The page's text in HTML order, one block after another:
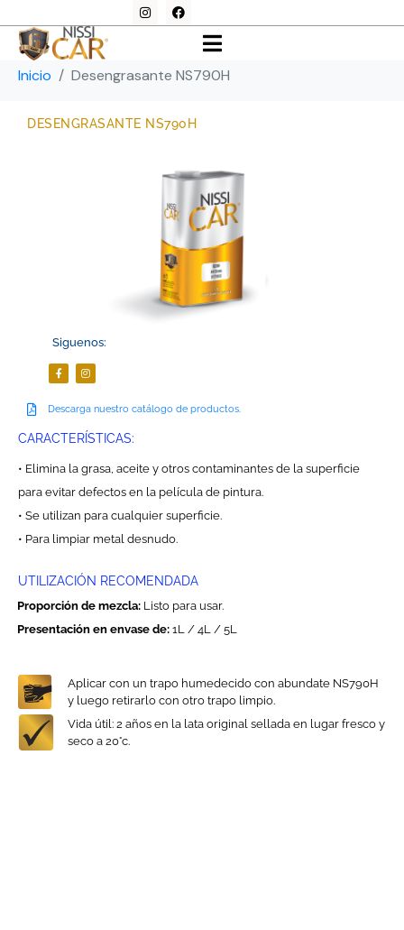
Desengrasante NS790H
Inicio Desengrasante NS790H
DESENGRASANTE NS790H
Siguenos:
Descarga nuestro catálogo de productos.
CARACTERÍSTICAS:
• Elimina la grasa, aceite y otros contaminantes de la superficie
para evitar defectos en la película de pintura.
• Se utilizan para cualquier superficie.
• Para limpiar metal desnudo.
UTILIZACIÓN RECOMENDADA
Proporción de mezcla: Listo para usar.
Presentación en envase de: 1L / 4L / 5L
Aplicar con un trapo humedecido con abundate NS790H
y luego retirarlo con otro trapo limpio.
Vida útil: 2 años en la lata original sellada en lugar fresco y
seco a 20°c.